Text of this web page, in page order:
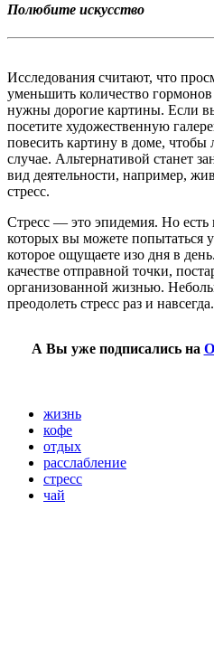
Полюбите искусство
Исследования считают, что
уменьшить количество
нужны дорогие картины. Если
посетите художественную
повесить картину в доме,
случае. Альтернативой станет
вид деятельности, например,
стресс.
Стресс ― это эпидемия. Но
которых вы можете попытаться
которое ощущаете изо дня в
качестве отправной точки,
организованной жизнью.
преодолеть стресс раз и навсегда.
А Вы уже подписались на
жизнь
кофе
отдых
расслабление
стресс
чай